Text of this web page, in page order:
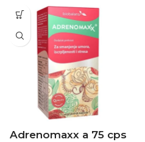
Adrenomaxx a 75 cps